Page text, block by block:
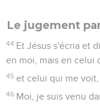
Le jugement
44 Et Jésus s'écria et
en moi, mais en celui
45 et celui qui me
46 Moi, je suis venu